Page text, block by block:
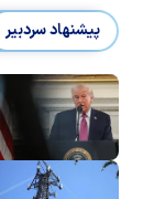
پیشنهاد سردبیر